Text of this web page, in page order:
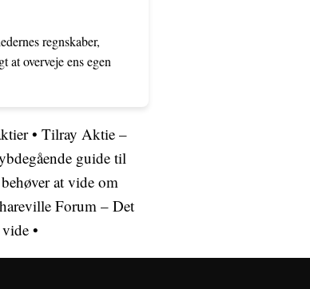
regnskaber,
at overveje ens egen
• Tilray Aktie –
guide til
at vide om
Forum – Det
•